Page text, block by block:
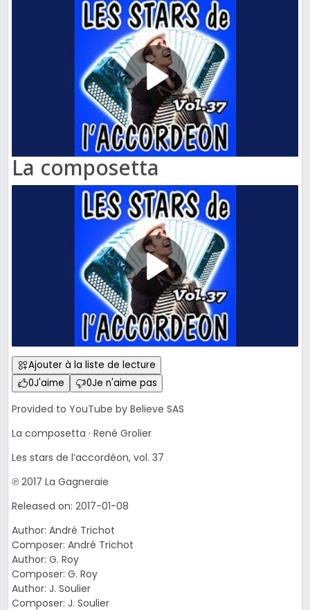
La composetta
Ajouter à la liste de lecture
0J'aime 0Je n'aime pas
Provided to YouTube by Believe SAS
La composetta · René Grolier
Les stars de l’accordéon, vol. 37
℗ 2017 La Gagneraie
Released on: 2017-01-08
Author: André Trichot
Composer: André Trichot
Author: G. Roy
Composer: G. Roy
Author: J. Soulier
Composer: J. Soulier